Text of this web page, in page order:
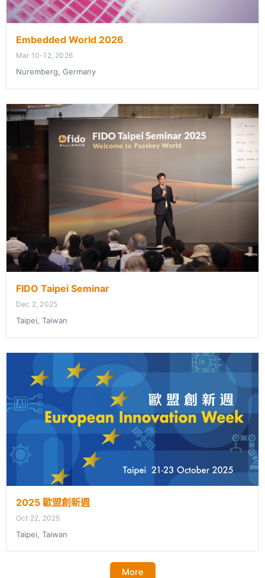
Embedded World 2026
Mar 10-12, 2026
Nuremberg, Germany
FIDO Taipei Seminar
Dec 2, 2025
Taipei, Taiwan
2025 歐盟創新週
Oct 22, 2025
Taipei, Taiwan
More